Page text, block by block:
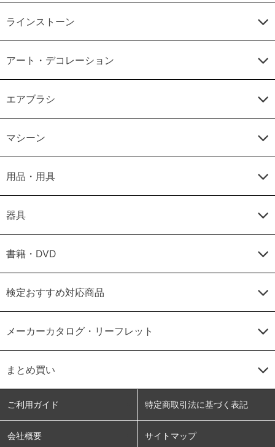
ラインストーン
アート・デコレーション
エアブラシ
マシーン
用品・用具
器具
書籍・DVD
検定おすすめ対応商品
メーカーカタログ・リーフレット
まとめ買い
ご利用ガイド 特定商取引法に基づく表記
会社概要 サイトマップ